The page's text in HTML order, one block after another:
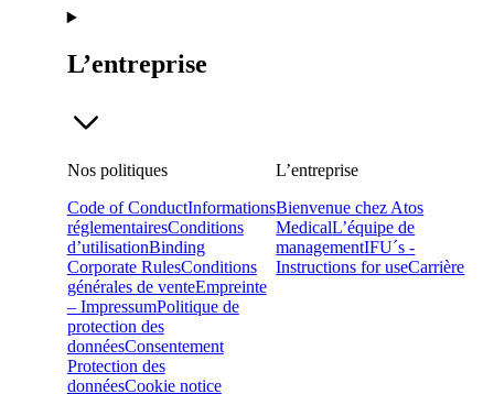
L’entreprise
Nos politiques
Code of ConductInformations
réglementairesConditions
d’utilisationBinding
Corporate RulesConditions
générales de venteEmpreinte
– ImpressumPolitique de
protection des
donnéesConsentement
Protection des
donnéesCookie notice
L’entreprise
Bienvenue chez Atos
MedicalL’équipe de
managementIFU´s -
Instructions for useCarrière